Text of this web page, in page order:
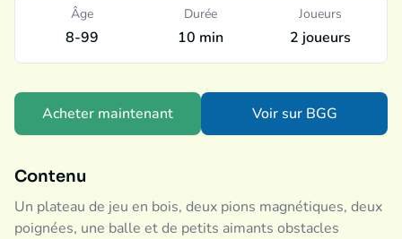
Âge
8-99
Durée
10 min
Joueurs
2 joueurs
Acheter maintenant Voir sur BGG
Contenu
Un plateau de jeu en bois, deux pions magnétiques, deux
poignées, une balle et de petits aimants obstacles